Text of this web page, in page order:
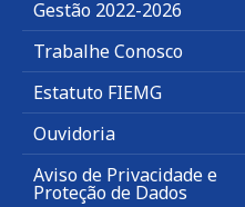
Gestão 2022-2026
Trabalhe Conosco
Estatuto FIEMG
Ouvidoria
Aviso de Privacidade e
Proteção de Dados